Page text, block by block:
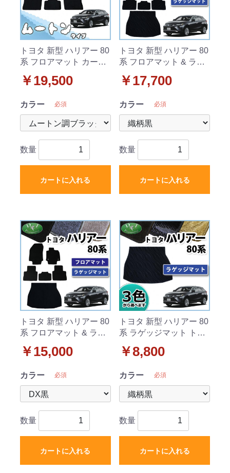
トヨタ 新型 ハリアー 80
系 フロアマット カーマ
ラック 社外新品
￥19,500
カラー 必須
数量
カートに入れる
トヨタ 新型 ハリアー 80
系 フロアマット & ラゲ
シリーズ 社外新品
￥17,700
カラー 必須
数量
カートに入れる
トヨタ 新型 ハリアー 80
系 フロアマット & ラゲ
リーズ 社外新品
￥15,000
カラー 必須
数量
カートに入れる
トヨタ 新型 ハリアー 80
系 ラゲッジマット トラ
ズ 社外新品
￥8,800
カラー 必須
数量
カートに入れる